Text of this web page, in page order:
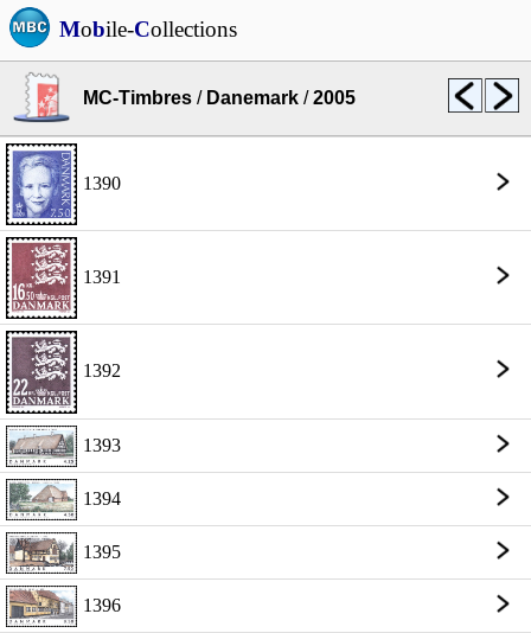
Mobile-Collections
MC-Timbres / Danemark /2005
1390
1391
1392
1393
1394
1395
1396